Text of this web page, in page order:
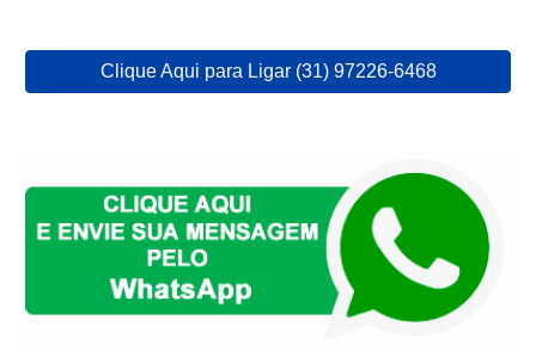
Clique Aqui para Ligar (31) 97226-6468